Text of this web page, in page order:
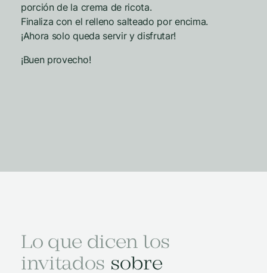
porción de la crema de ricota.
Finaliza con el relleno salteado por encima.
¡Ahora solo queda servir y disfrutar!
¡Buen provecho!
Lo que dicen los
invitados sobre